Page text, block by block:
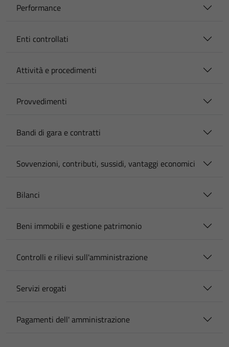
Performance
Enti controllati
Attività e procedimenti
Provvedimenti
Bandi di gara e contratti
Sovvenzioni, contributi, sussidi, vantaggi economici
Bilanci
Beni immobili e gestione patrimonio
Controlli e rilievi sull'amministrazione
Servizi erogati
Pagamenti dell' amministrazione